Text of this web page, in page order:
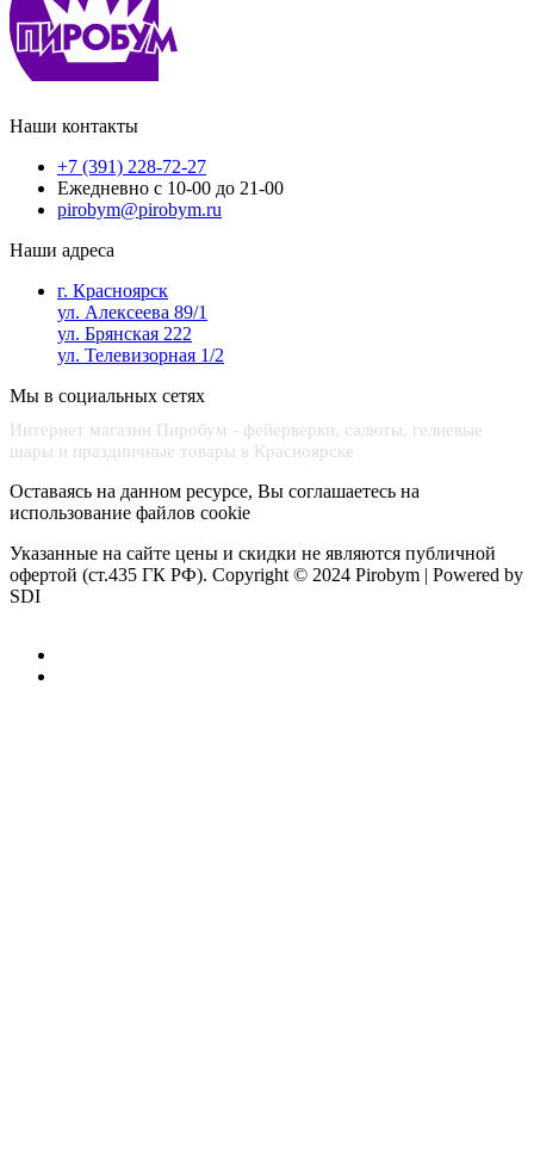
Наши контакты
+7 (391) 228-72-27
Ежедневно с 10-00 до 21-00
pirobym@pirobym.ru
Наши адреса
г. Красноярск
ул. Алексеева 89/1
ул. Брянская 222
ул. Телевизорная 1/2
Мы в социальных сетях
Интернет магазин Пиробум - фейерверки, салюты, гелиевые
шары и праздничные товары в Красноярске
Оставаясь на данном ресурсе, Вы соглашаетесь на
использование файлов cookie
Указанные на сайте цены и скидки не являются публичной
офертой (ст.435 ГК РФ). Copyright © 2024 Pirobym | Powered by
SDI